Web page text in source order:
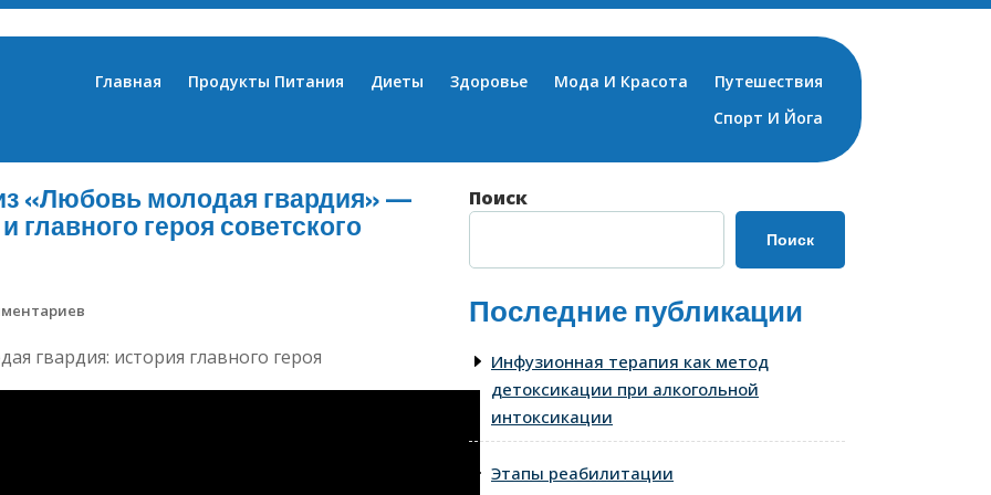
Главная Продукты Питания Диеты Здоровье Мода И Красота
Путешествия
Спорт И Йога
«Любовь молодая гвардия» —
героя советского
Поиск
Поиск
Последние публикации
Инфузионная терапия как метод
детоксикации при алкогольной
интоксикации
Этапы реабилитации